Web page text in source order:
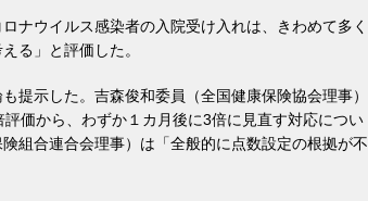
ナウイルス感染者の入院受け入れは、きわめて多く
る」と評価した。
提示した。吉森俊和委員（全国健康保険協会理事）
価から、わずか１カ月後に3倍に見直す対応につい
組合連合会理事）は「全般的に点数設定の根拠が不